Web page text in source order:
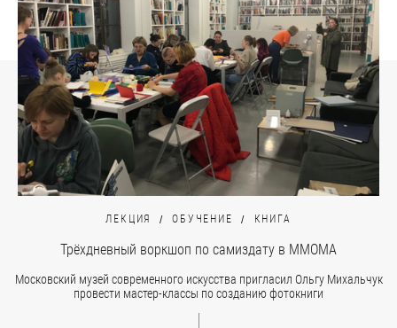
ЛЕКЦИЯ ОБУЧЕНИЕ КНИГА
Трёхдневный воркшоп по самиздату в MMOMA
Московский музей современного искусства пригласил Ольгу Михальчук
провести мастер-классы по созданию фотокниги